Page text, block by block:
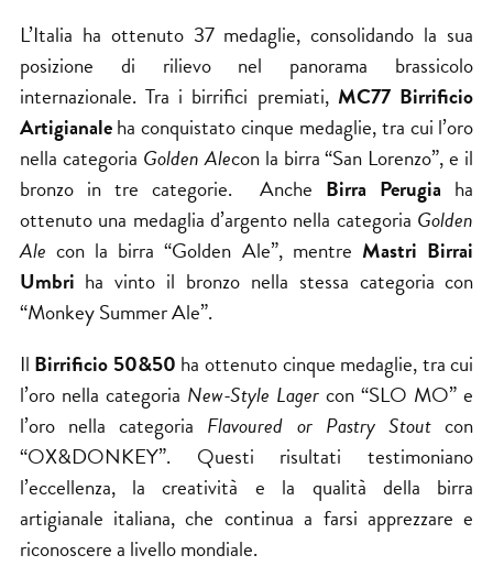
L’Italia ha ottenuto 37 medaglie, consolidando la sua
posizione di rilievo nel panorama brassicolo
internazionale. Tra i birrifici premiati, MC77 Birrificio
Artigianaleha conquistato cinque medaglie, tra cui l’oro
nella categoria Golden Alecon la birra “San Lorenzo”, e il
bronzo in tre categorie. Anche Birra Perugia ha
ottenuto una medaglia d’argento nella categoria Golden
Ale con la birra “Golden Ale”, mentre Mastri Birrai
Umbri ha vinto il bronzo nella stessa categoria con
“Monkey Summer Ale”.
Il Birrificio 50&50 ha ottenuto cinque medaglie, tra cui
l’oro nella categoria New-Style Lager con “SLO MO” e
l’oro nella categoria Flavoured or Pastry Stout con
“OX&DONKEY”. Questi risultati testimoniano
l’eccellenza, la creatività e la qualità della birra
artigianale italiana, che continua a farsi apprezzare e
riconoscere a livello mondiale.